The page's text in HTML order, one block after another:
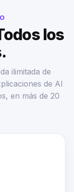
los
ilimitada de
de AI
en más de 20